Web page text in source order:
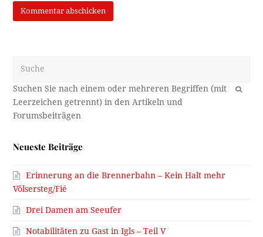
OK
Neueste Beiträge
Erinnerung an die Brennerbahn – Kein Halt mehr
Völsersteg/Fié
Drei Damen am Seeufer
Notabilitäten zu Gast in Igls – Teil V